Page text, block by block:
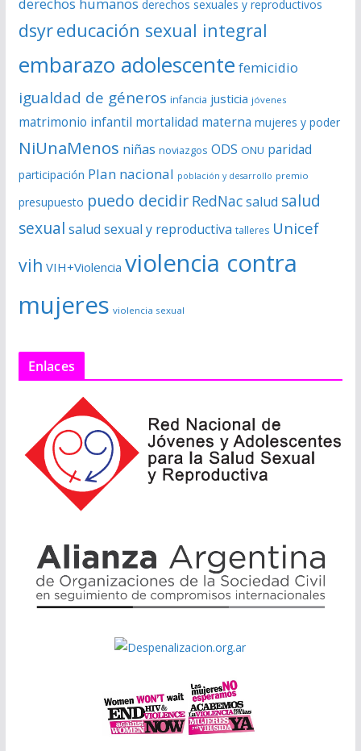
o
derechos sexuales y reproductivos
dsyreducación sexual integral
embarazo adolescente femicidio
igualdad de géneros infancia justicia jóvenes
matrimonio infantil mortalidad materna mujeres y poder
NiUnaMenos niñas noviazgos ODS ONU paridad
participación Plan nacional población y desarrollo premio
presupuesto puedo decidir RedNacsalud salud
sexual salud sexual y reproductiva talleres Unicef
vih VIH+Violencia violencia contra
mujeres violencia sexual
Enlaces